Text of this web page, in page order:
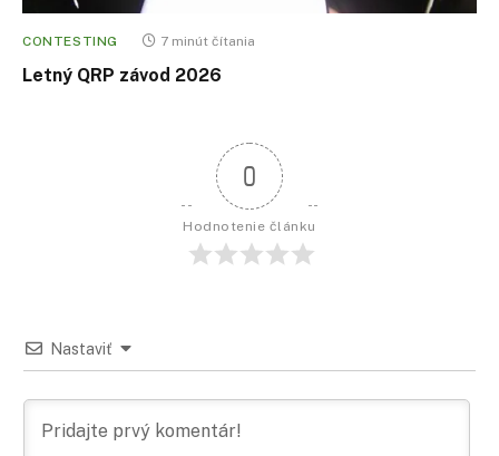
CONTESTING 7 minút čítania
Letný QRP závod 2026
0
Hodnotenie článku
Nastaviť